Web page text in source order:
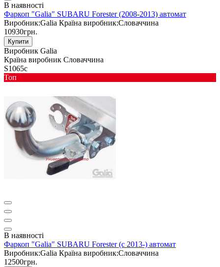
В наявності
Фаркоп "Galia" SUBARU Forester (2008-2013) автомат
Виробник:Galia Країна виробник:Словаччина
10930грн.
Купити
Виробник Galia
Країна виробник Словаччина
S1065c
Toп
В наявності
Фаркоп "Galia" SUBARU Forester (c 2013-) автомат
Виробник:Galia Країна виробник:Словаччина
12500грн.